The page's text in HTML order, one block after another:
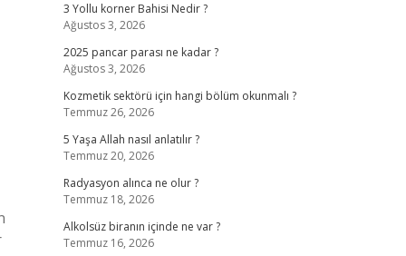
3 Yollu korner Bahisi Nedir ?
Ağustos 3, 2026
2025 pancar parası ne kadar ?
Ağustos 3, 2026
Kozmetik sektörü için hangi bölüm okunmalı ?
Temmuz 26, 2026
5 Yaşa Allah nasıl anlatılır ?
Temmuz 20, 2026
Radyasyon alınca ne olur ?
Temmuz 18, 2026
Alkolsüz biranın içinde ne var ?
Temmuz 16, 2026